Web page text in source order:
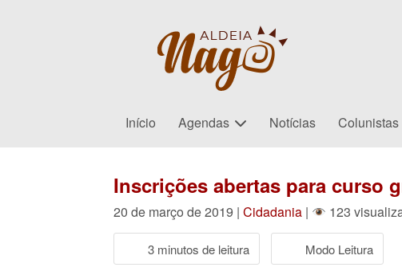
Início Agendas Notícias Colunistas
Inscrições abertas para curso
20 de março de 2019 | Cidadania | 123
3 minutos de leitura Modo Leitura